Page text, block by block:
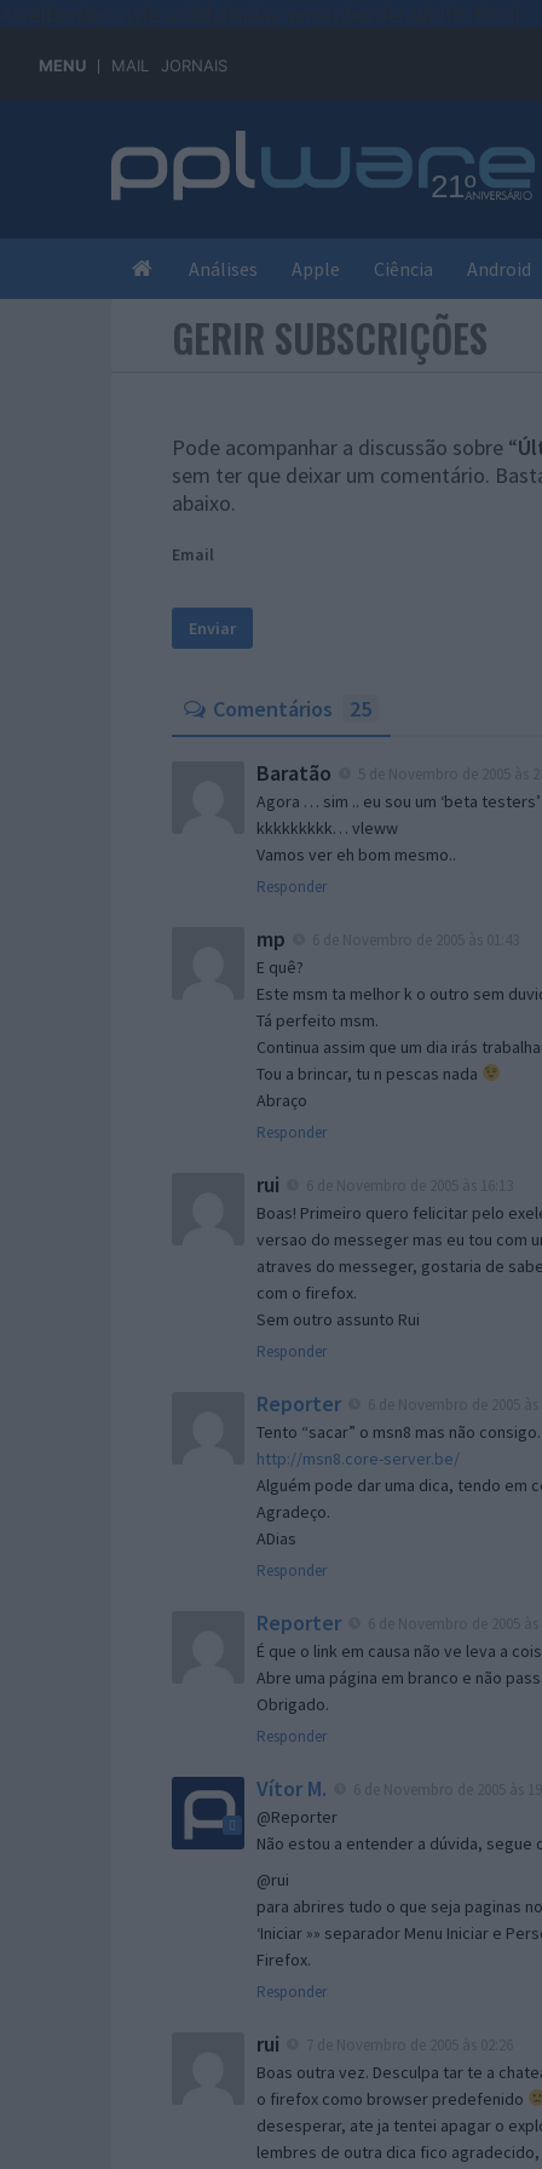
MENU MAIL JORNAIS
Análises Apple Ciência Android
GERIR SUBSCRIÇÕES
Pode acompanhar a discussão sobre “
sem ter que deixar um comentário.
abaixo.
Email
Comentários 25
Baratão
Agora … sim .. eu sou um ‘beta testers’
kkkkkkkkk… vleww
Vamos ver eh bom mesmo..
Responder
mp
E quê?
Este msm ta melhor k o outro sem
Tá perfeito msm.
Continua assim que um dia irás
Tou a brincar, tu n pescas nada
Abraço
Responder
rui
Boas! Primeiro quero felicitar pelo
versao do messeger mas eu tou com
atraves do messeger, gostaria de
com o firefox.
Sem outro assunto Rui
Responder
Reporter
Tento “sacar” o msn8 mas não
http://msn8.core-server.be/
Alguém pode dar uma dica, tendo em
Agradeço.
ADias
Responder
Reporter
É que o link em causa não ve leva a
Abre uma página em branco e não
Obrigado.
Responder
Vítor M.
@Reporter
Não estou a entender a dúvida,
@rui
para abrires tudo o que seja paginas
‘Iniciar »» separador Menu Iniciar e
Firefox.
Responder
rui
Boas outra vez. Desculpa tar te a
o firefox como browser predefenido
desesperar, ate ja tentei apagar o
lembres de outra dica fico